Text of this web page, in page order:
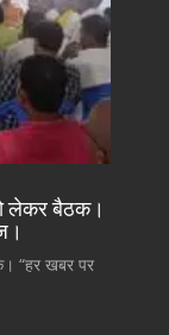
लेकर बैठक।
“हर खबर पर